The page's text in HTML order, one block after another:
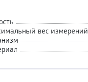
вес измерений